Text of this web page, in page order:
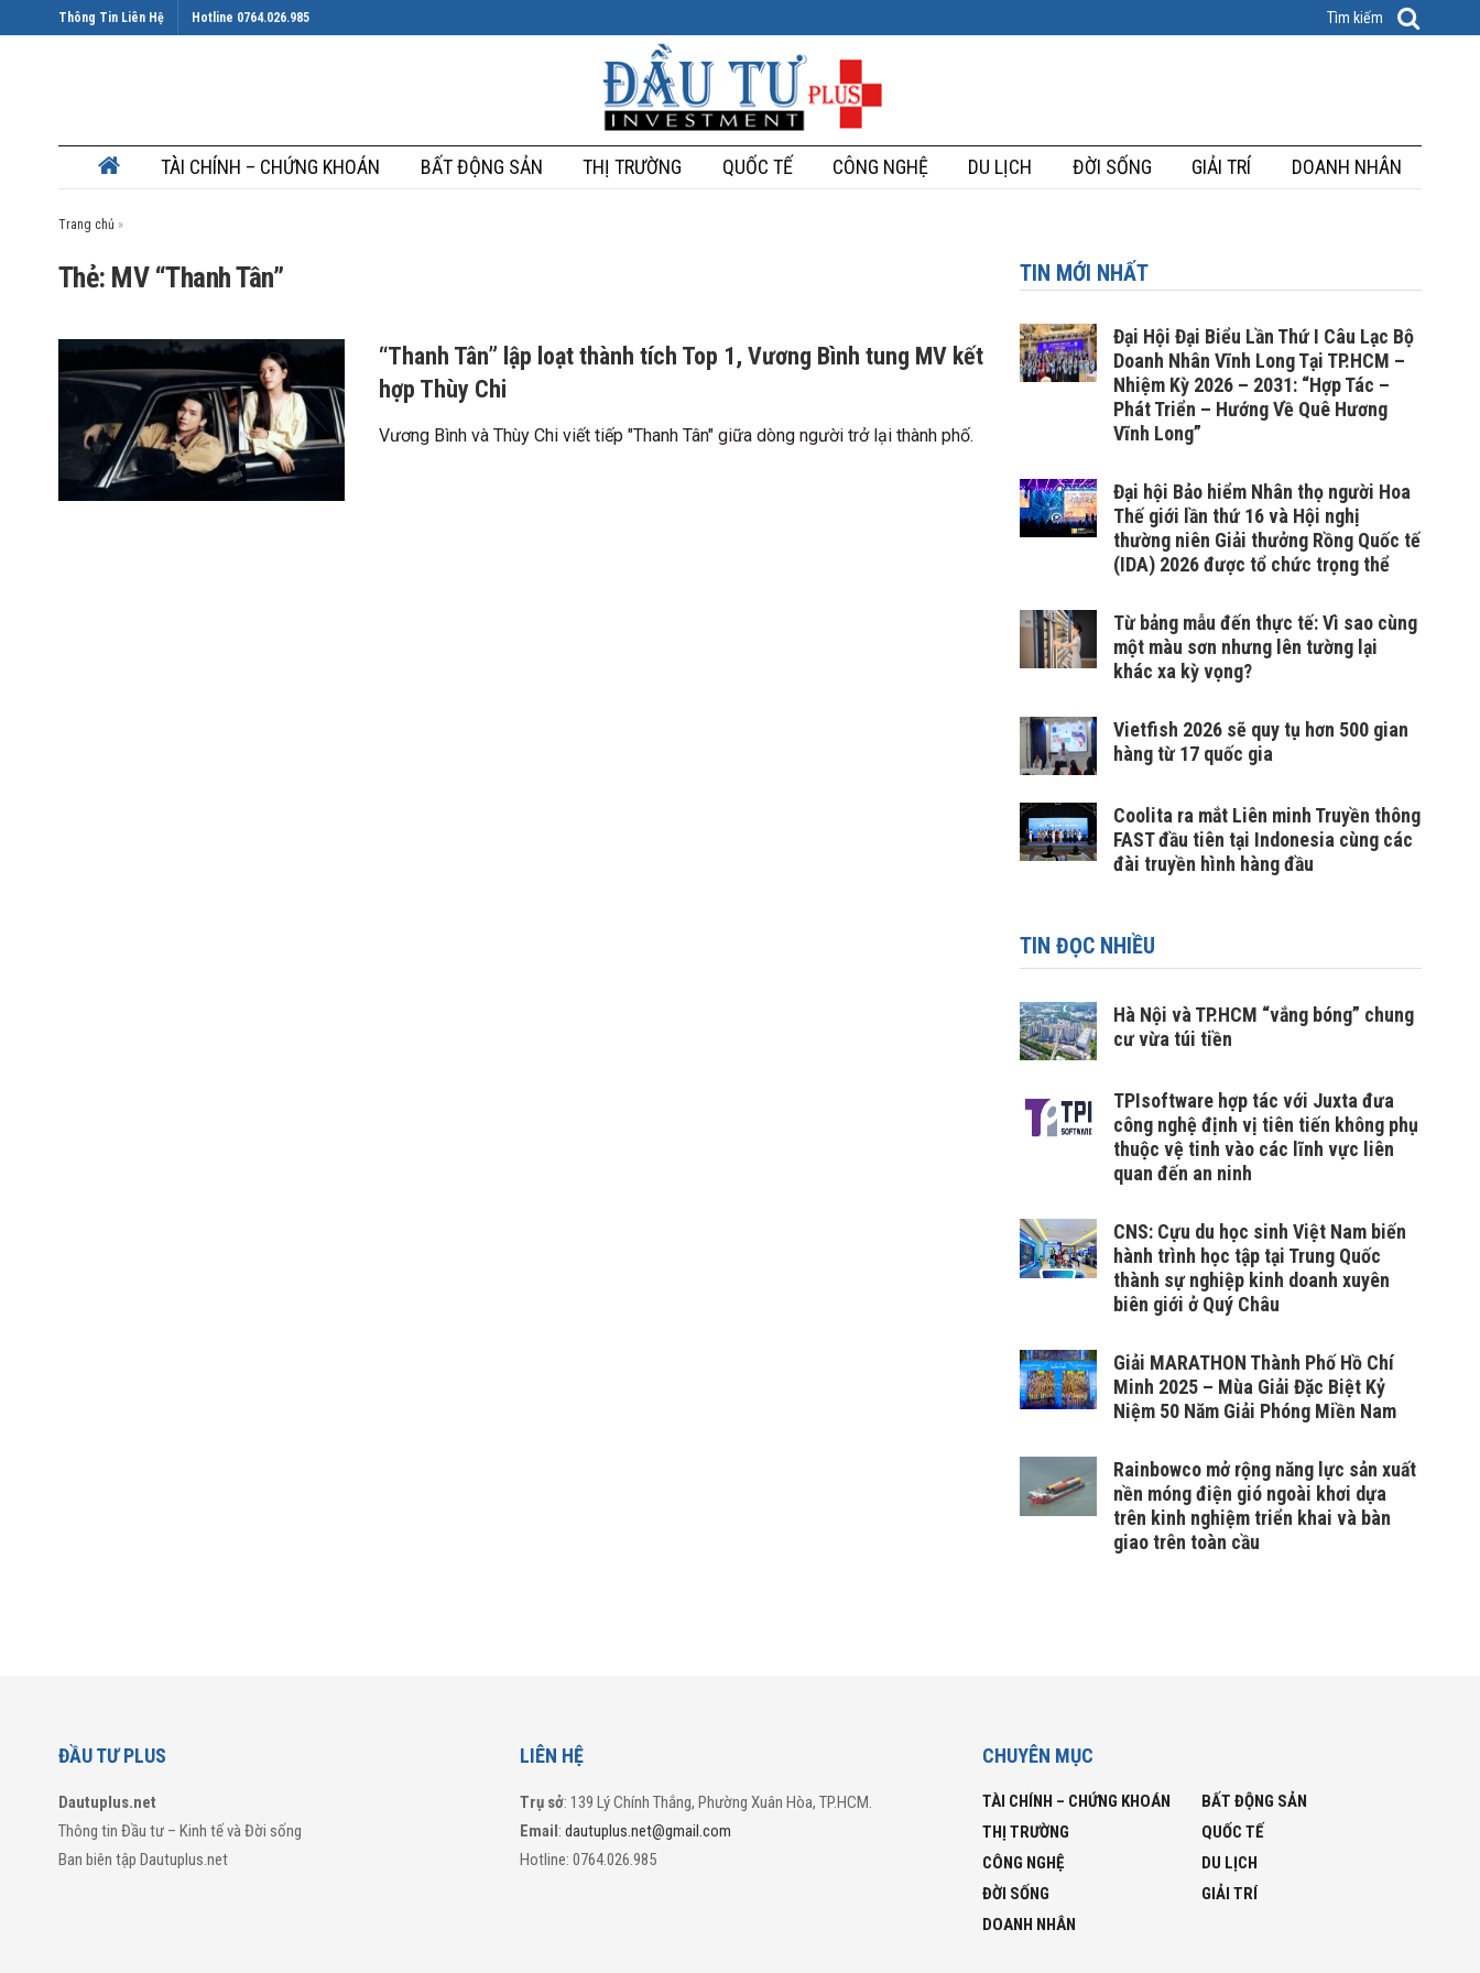
Thông Tin Liên Hệ Hotline 0764.026.985
TÀI CHÍNH – CHỨNG KHOÁN BẤT ĐỘNG SẢN THỊ TRƯỜNG QUỐC TẾ CÔNG NGHỆ DU LỊCH ĐỜI SỐNG GIẢI TRÍ DOANH NHÂN
Trang chủ »
Thẻ: MV “Thanh Tân”
“Thanh Tân” lập loạt thành tích Top 1, Vương Bình tung MV kết
hợp Thùy Chi
Vương Bình và Thùy Chi viết tiếp "Thanh Tân" giữa dòng người trở lại thành phố.
TIN MỚI NHẤT
Đại Hội Đại Biểu Lần Thứ I Câu Lạc Bộ
Doanh Nhân Vĩnh Long Tại TP.HCM –
Nhiệm Kỳ 2026 – 2031: “Hợp Tác –
Phát Triển – Hướng Về Quê Hương
Vĩnh Long”
Đại hội Bảo hiểm Nhân thọ người Hoa
Thế giới lần thứ 16 và Hội nghị
thường niên Giải thưởng Rồng Quốc tế
(IDA) 2026 được tổ chức trọng thể
Từ bảng mẫu đến thực tế: Vì sao cùng
một màu sơn nhưng lên tường lại
khác xa kỳ vọng?
Vietfish 2026 sẽ quy tụ hơn 500 gian
hàng từ 17 quốc gia
Coolita ra mắt Liên minh Truyền thông
FAST đầu tiên tại Indonesia cùng các
đài truyền hình hàng đầu
TIN ĐỌC NHIỀU
Hà Nội và TP.HCM “vắng bóng” chung
cư vừa túi tiền
TPIsoftware hợp tác với Juxta đưa
công nghệ định vị tiên tiến không phụ
thuộc vệ tinh vào các lĩnh vực liên
quan đến an ninh
CNS: Cựu du học sinh Việt Nam biến
hành trình học tập tại Trung Quốc
thành sự nghiệp kinh doanh xuyên
biên giới ở Quý Châu
Giải MARATHON Thành Phố Hồ Chí
Minh 2025 – Mùa Giải Đặc Biệt Kỷ
Niệm 50 Năm Giải Phóng Miền Nam
Rainbowco mở rộng năng lực sản xuất
nền móng điện gió ngoài khơi dựa
trên kinh nghiệm triển khai và bàn
giao trên toàn cầu
ĐẦU TƯ PLUS
Dautuplus.net
Thông tin Đầu tư – Kinh tế và Đời sống
Ban biên tập Dautuplus.net
LIÊN HỆ
Trụ sở: 139 Lý Chính Thắng, Phường Xuân Hòa, TP.HCM.
Email :dautuplus.net@gmail.com
Hotline: 0764.026.985
CHUYÊN MỤC
TÀI CHÍNH – CHỨNG KHOÁN
BẤT ĐỘNG SẢN
THỊ TRƯỜNG
QUỐC TẾ
CÔNG NGHỆ
DU LỊCH
ĐỜI SỐNG
GIẢI TRÍ
DOANH NHÂN